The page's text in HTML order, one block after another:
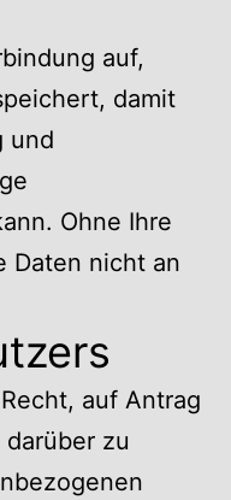
auf,
damit
und
Ohne Ihre
Daten nicht an
auf Antrag
zu